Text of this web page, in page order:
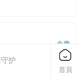
免费
护
首頁